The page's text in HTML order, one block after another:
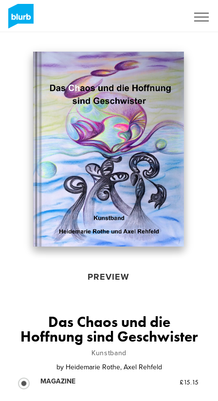
PREVIEW
Das Chaos und die
Hoffnung sind Geschwister
Kunstband
by Heidemarie Rothe, Axel Rehfeld
MAGAZINE
£15.15